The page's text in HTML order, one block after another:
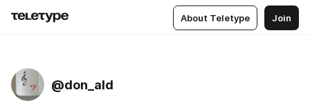
About Teletype Join
@don_ald